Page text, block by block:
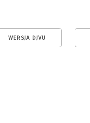
WERSJA DJVU